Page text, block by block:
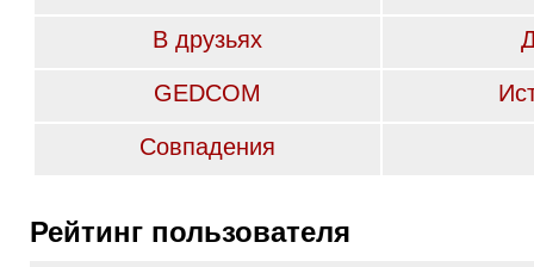
В друзьях
GEDCOM
Совпадения
Рейтинг пользователя